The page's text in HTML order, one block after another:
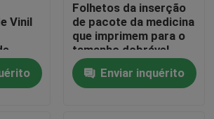
Vinil
Folhetos da inserção
de pacote da medicina
que imprimem para o
tamanho dobrável
45mm da injeção 10ml
Enviar inquérito